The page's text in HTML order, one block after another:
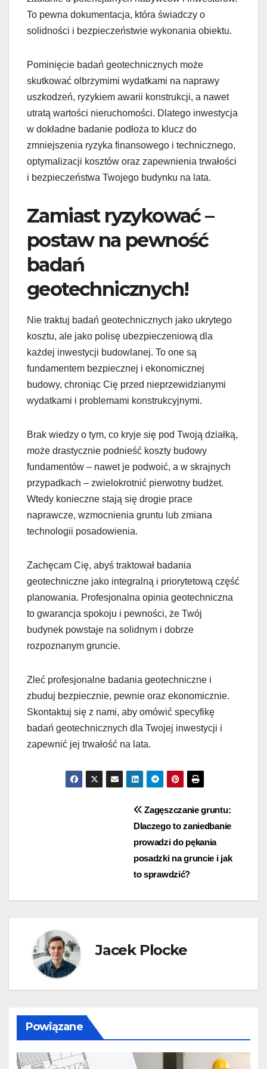
To pewna dokumentacja, która świadczy o
solidności i bezpieczeństwie wykonania obiektu.
Pominięcie badań geotechnicznych może
skutkować olbrzymimi wydatkami na naprawy
uszkodzeń, ryzykiem awarii konstrukcji, a nawet
utratą wartości nieruchomości. Dlatego inwestycja
w dokładne badanie podłoża to klucz do
zmniejszenia ryzyka finansowego i technicznego,
optymalizacji kosztów oraz zapewnienia trwałości
i bezpieczeństwa Twojego budynku na lata.
Zamiast ryzykować –
postaw na pewność
badań
geotechnicznych!
Nie traktuj badań geotechnicznych jako ukrytego
kosztu, ale jako polisę ubezpieczeniową dla
każdej inwestycji budowlanej. To one są
fundamentem bezpiecznej i ekonomicznej
budowy, chroniąc Cię przed nieprzewidzianymi
wydatkami i problemami konstrukcyjnymi.
Brak wiedzy o tym, co kryje się pod Twoją działką,
może drastycznie podnieść koszty budowy
fundamentów – nawet je podwoić, a w skrajnych
przypadkach – zwielokrotnić pierwotny budżet.
Wtedy konieczne stają się drogie prace
naprawcze, wzmocnienia gruntu lub zmiana
technologii posadowienia.
Zachęcam Cię, abyś traktował badania
geotechniczne jako integralną i priorytetową część
planowania. Profesjonalna opinia geotechniczna
to gwarancja spokoju i pewności, że Twój
budynek powstaje na solidnym i dobrze
rozpoznanym gruncie.
Zleć profesjonalne badania geotechniczne i
zbuduj bezpiecznie, pewnie oraz ekonomicznie.
Skontaktuj się z nami, aby omówić specyfikę
badań geotechnicznych dla Twojej inwestycji i
zapewnić jej trwałość na lata.
Zagęszczanie gruntu:
Dlaczego to zaniedbanie
prowadzi do pękania
posadzki na gruncie i jak
to sprawdzić?
Jacek Plocke
Powiązane